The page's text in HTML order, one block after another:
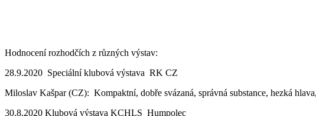
Hodnocení rozhodčích z různých výstav:
28.9.2020 Speciální klubová výstava RK CZ
Miloslav Kašpar (CZ): Kompaktní, dobře svázaná, správná substance, hezká
30.8.2020 Klubová výstava KCHLS Humpolec